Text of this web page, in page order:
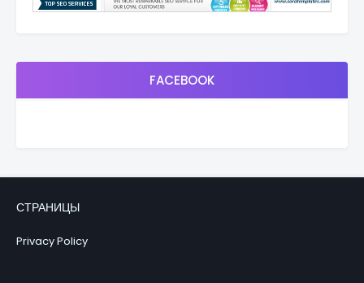
FACEBOOK
СТРАНИЦЫ
Privacy Policy